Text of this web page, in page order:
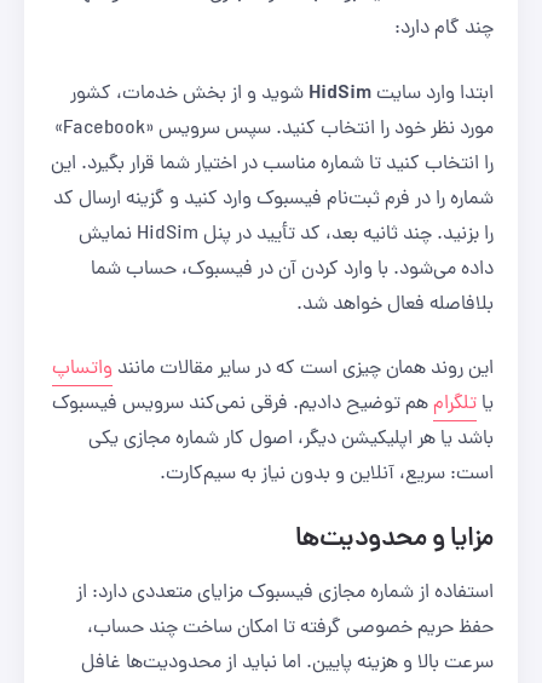
چند گام دارد:
ابتدا وارد سایتHidSim شوید و از بخش خدمات، کشور
مورد نظر خود را انتخاب کنید. سپس سرویس «Facebook»
را انتخاب کنید تا شماره مناسب در اختیار شما قرار بگیرد. این
شماره را در فرم ثبت‌نام فیسبوک وارد کنید و گزینه ارسال کد
را بزنید. چند ثانیه بعد، کد تأیید در پنل HidSim نمایش
داده می‌شود. با وارد کردن آن در فیسبوک، حساب شما
بلافاصله فعال خواهد شد.
این روند همان چیزی است که در سایر مقالات مانند واتساپ
یا تلگرامهم توضیح دادیم. فرقی نمی‌کند سرویس فیسبوک
باشد یا هر اپلیکیشن دیگر، اصول کار شماره مجازی یکی
است: سریع، آنلاین و بدون نیاز به سیم‌کارت.
مزایا و محدودیت‌ها
استفاده از شماره مجازی فیسبوک مزایای متعددی دارد: از
حفظ حریم خصوصی گرفته تا امکان ساخت چند حساب،
سرعت بالا و هزینه پایین. اما نباید از محدودیت‌ها غافل